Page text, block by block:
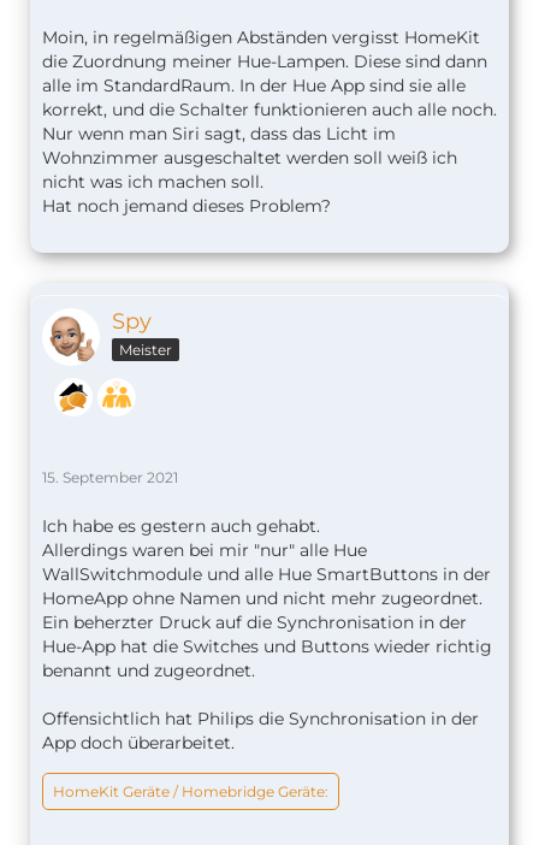
Moin, in regelmäßigen Abständen vergisst HomeKit
die Zuordnung meiner Hue-Lampen. Diese sind dann
alle im StandardRaum. In der Hue App sind sie alle
korrekt, und die Schalter funktionieren auch alle noch.
Nur wenn man Siri sagt, dass das Licht im
Wohnzimmer ausgeschaltet werden soll weiß ich
nicht was ich machen soll.
Hat noch jemand dieses Problem?
Spy
Meister
15. September 2021
Ich habe es gestern auch gehabt.
Allerdings waren bei mir "nur" alle Hue
WallSwitchmodule und alle Hue SmartButtons in der
HomeApp ohne Namen und nicht mehr zugeordnet.
Ein beherzter Druck auf die Synchronisation in der
Hue-App hat die Switches und Buttons wieder richtig
benannt und zugeordnet.
Offensichtlich hat Philips die Synchronisation in der
App doch überarbeitet.
HomeKit Geräte / Homebridge Geräte: